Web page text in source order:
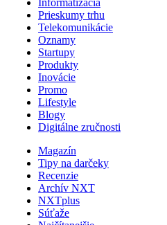
Informatizácia
Prieskumy trhu
Telekomunikácie
Oznamy
Startupy
Produkty
Inovácie
Promo
Lifestyle
Blogy
Digitálne zručnosti
Magazín
Tipy na darčeky
Recenzie
Archív NXT
NXTplus
Súťaže